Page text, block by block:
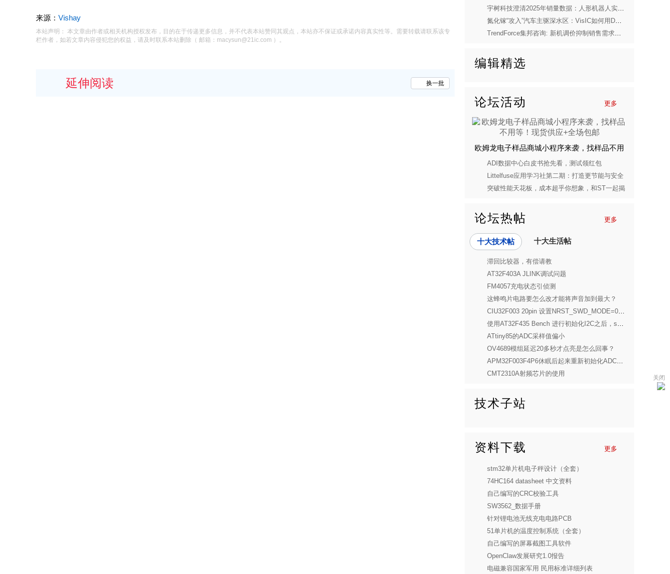
来源： Vishay
本站声明： 本文章由作者或相关机构授权发布，目的在于传递更多信息，并不代表本站赞同其观点，本站亦不保证或承诺内容真实性等。需要转载请联系该专
栏作者，如若文章内容侵犯您的权益，请及时联系本站删除（ 邮箱：macysun@21ic.com ）。
换一批
延伸阅读
宇树科技澄清2025年销量数据：人形机器人实际出货量超5500台
氮化镓“攻入”汽车主驱深水区：VisIC如何用D型技术颠覆SiC的行业共识？
TrendForce集邦咨询: 新机调价抑制销售需求，2026年第二季度起智能手机生产承压明显
编辑精选
更多
论坛活动
欧姆龙电子样品商城小程序来袭，找样品不用
等！现货供应+全场包邮
ADI数据中心白皮书抢先看，测试领红包
Littelfuse应用学习社第二期：打造更节能与安全
的消费电子电源解决方案
突破性能天花板，成本超乎你想象，和ST一起揭
更多
论坛热帖
十大技术帖 十大生活帖
滞回比较器，有偿请教
AT32F403A JLINK调试问题
FM4057充电状态引侦测
这蜂鸣片电路要怎么改才能将声音加到最大？
CIU32F003 20pin 设置NRST_SWD_MODE=0x11的问题
使用AT32F435 Bench 进行初始化I2C之后，scl和sda一直是高电平
ATtiny85的ADC采样值偏小
OV4689模组延迟20多秒才点亮是怎么回事？
APM32F003F4P6休眠后起来重新初始化ADC，无法进行AD转换
CMT2310A射频芯片的使用
技术子站
更多
资料下载
stm32单片机电子秤设计（全套）
74HC164 datasheet 中文资料
自己编写的CRC校验工具
SW3562_数据手册
针对锂电池无线充电电路PCB
51单片机的温度控制系统（全套）
自己编写的屏幕截图工具软件
OpenClaw发展研究1.0报告
电磁兼容国家军用 民用标准详细列表
关闭